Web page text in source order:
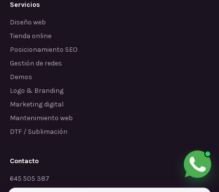
Servicios
Diseño web
Tienda online
Posicionamiento SEO
Gestión de redes
Demos
Logo & Branding
Marketing digital
Mantenimiento web
DTF / Sublimación
Contacto
645 505 387